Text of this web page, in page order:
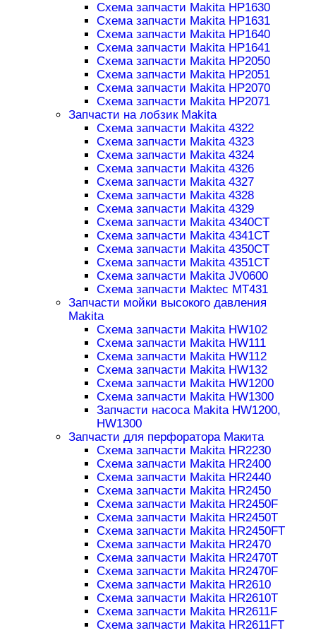
Схема запчасти Makita HP1630
Схема запчасти Makita HP1631
Схема запчасти Makita HP1640
Схема запчасти Makita HP1641
Схема запчасти Makita HP2050
Схема запчасти Makita HP2051
Схема запчасти Makita HP2070
Схема запчасти Makita HP2071
Запчасти на лобзик Makita
Схема запчасти Makita 4322
Схема запчасти Makita 4323
Схема запчасти Makita 4324
Схема запчасти Makita 4326
Схема запчасти Makita 4327
Схема запчасти Makita 4328
Схема запчасти Makita 4329
Схема запчасти Makita 4340CT
Схема запчасти Makita 4341CT
Схема запчасти Makita 4350CT
Схема запчасти Makita 4351CT
Схема запчасти Makita JV0600
Схема запчасти Maktec MT431
Запчасти мойки высокого давления
Makita
Схема запчасти Makita HW102
Схема запчасти Makita HW111
Схема запчасти Makita HW112
Схема запчасти Makita HW132
Схема запчасти Makita HW1200
Схема запчасти Makita HW1300
Запчасти насоса Makita HW1200,
HW1300
Запчасти для перфоратора Макита
Схема запчасти Makita HR2230
Схема запчасти Makita HR2400
Схема запчасти Makita HR2440
Схема запчасти Makita HR2450
Схема запчасти Makita HR2450F
Схема запчасти Makita HR2450T
Схема запчасти Makita HR2450FT
Схема запчасти Makita HR2470
Схема запчасти Makita HR2470T
Схема запчасти Makita HR2470F
Схема запчасти Makita HR2610
Схема запчасти Makita HR2610T
Схема запчасти Makita HR2611F
Схема запчасти Makita HR2611FT